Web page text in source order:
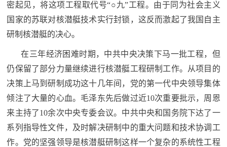
国
防
员
人
防
空
空
国
防
智
密起见，将这项工程取代号“○九”工程。由于同为社会主义
国家的苏联对核潜艇技术实行封锁，这反而激起了我国自主
研制核潜艇的决心。
在三年经济困难时期，中共中央决策下马一批工程，但
仍保留了部分力量继续进行核潜艇工程研制工作。从项目的
决策上马到研制成功这十几年间，党的第一代中央领导集体
倾注了大量的心血。毛泽东先后做过近10次重要批示，周恩
来主持了10余次中央专委会议。中共中央和国务院下达了一
系列指导性文件，及时解决研制中的重大问题和技术协调工
作。党的坚强领导是核潜艇研制这样一个复杂的系统性工程